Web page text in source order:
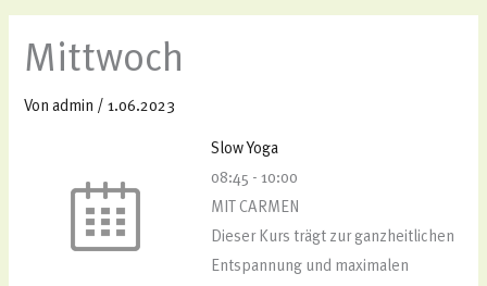
Mittwoch
Vonadmin /1.06.2023
Slow Yoga
08:45 -10:00
MIT CARMEN
Dieser Kurs trägt zur ganzheitlichen
Entspannung und maximalen